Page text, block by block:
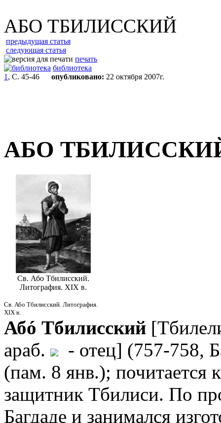
АБО ТБИЛИССКИЙ
предыдущая статья
следующая статья
печать
библиотека
1 , С. 45-46 опубликовано: 22 октября 2007г.
АБО
Св. Або Тбилисский.
Литография. XIX в.
Св. Або Тбилисский. Литография.
XIX в.
Абó Тбилисский
араб.
- отец] (757-758,
(пам. 8 янв.); почитается
защитник Тбилиси. По
Багдаде и занимался